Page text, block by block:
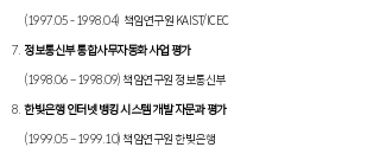
(1997.05 - 1998.04) 책임연구원 KAIST/ICEC
정보통신부 통합사무자동화 사업 평가
(1998.06 – 1998.09) 책임연구원 정보통신부
한빛은행 인터넷 뱅킹 시스템 개발 자문과 평가
(1999.05 – 1999.10) 책임연구원 한빛은행